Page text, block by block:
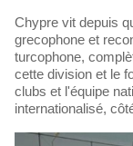
Chypre vit depuis
grecophone et
turcophone,
cette division et le
clubs et l'équipe
internationalisé,